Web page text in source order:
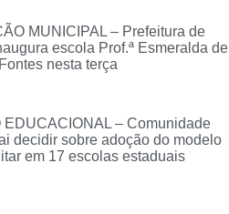
MUNICIPAL – Prefeitura de
escola Prof.ª Esmeralda de
nesta terça
EDUCACIONAL – Comunidade
decidir sobre adoção do modelo
em 17 escolas estaduais